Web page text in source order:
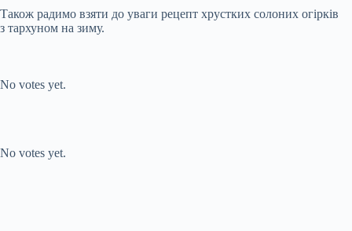
Також радимо взяти до уваги рецепт хрустких солоних огірків
з тархуном на зиму.
No votes yet.
No votes yet.